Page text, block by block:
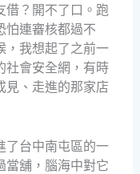
借？開不了口。跑
怕連審核都過不
，我想起了之前一
社會安全網，有時
見、走進的那家店
了台中南屯區的一
當舖，腦海中對它